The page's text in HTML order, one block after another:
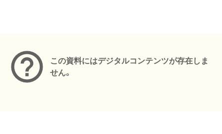
この資料にはデジタルコンテンツが存在しま
せん。